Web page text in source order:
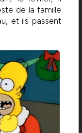
de la famille
et ils passent